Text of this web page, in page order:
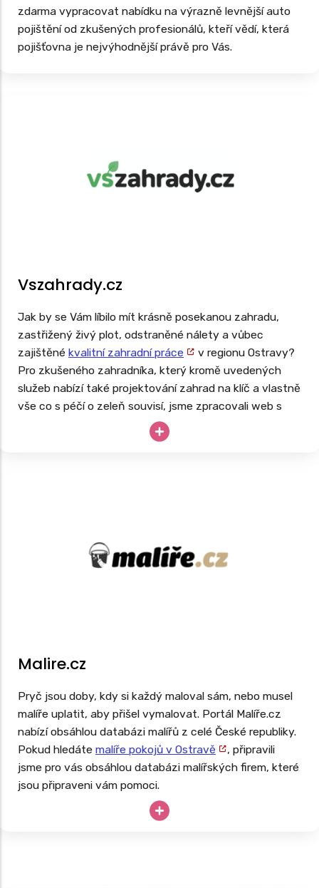
zdarma vypracovat nabídku na výrazně levnější auto
pojištění od zkušených profesionálů, kteří vědí, která
pojišťovna je nejvýhodnější právě pro Vás.
Vszahrady.cz
Jak by se Vám líbilo mít krásně posekanou zahradu,
zastřižený živý plot, odstraněné nálety a vůbec
zajištěné kvalitní zahradní práce
v regionu Ostravy?
Pro zkušeného zahradníka, který kromě uvedených
služeb nabízí také projektování zahrad na klíč a vlastně
vše co s péčí o zeleň souvisí, jsme zpracovali web s
Malire.cz
Pryč jsou doby, kdy si každý maloval sám, nebo musel
malíře uplatit, aby přišel vymalovat. Portál Malíře.cz
nabízí obsáhlou databázi malířů z celé České republiky.
Pokud hledáte malíře pokojů v Ostravě
, připravili
jsme pro vás obsáhlou databázi malířských firem, které
jsou připraveni vám pomoci.
Potřebujete vymalovat ihned, ale potřebujete si